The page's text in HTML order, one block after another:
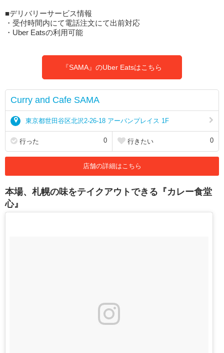
■デリバリーサービス情報
・受付時間内にて電話注文にて出前対応
・Uber Eatsの利用可能
『SAMA』のUber Eatsはこちら
Curry and Cafe SAMA
東京都世田谷区北沢2-26-18 アーバンプレイス 1F
行った 0 行きたい 0
店舗の詳細はこちら
本場、札幌の味をテイクアウトできる『カレー食堂
心』